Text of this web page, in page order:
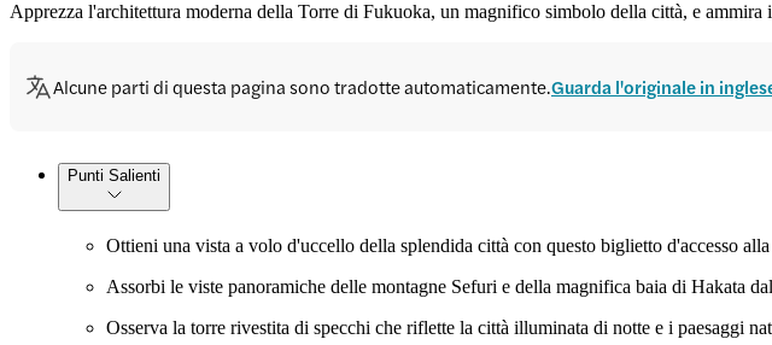
Apprezza l'architettura moderna della Torre di Fukuoka, un magnifico simbolo della città, e ammira
Alcune parti di questa pagina sono tradotte automaticamente.Guarda l'originale in
Punti Salienti
Ottieni una vista a volo d'uccello della splendida città con questo biglietto d'accesso
Assorbi le viste panoramiche delle montagne Sefuri e della magnifica baia di Hakata
Osserva la torre rivestita di specchi che riflette la città illuminata di notte e i paesaggi